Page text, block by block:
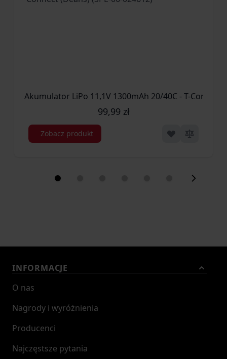
Akumulator LiPo 11,1V 1300mAh 20/40C - T-Connect
99,99 zł
Zobacz produkt
INFORMACJE
O nas
Nagrody i wyróżnienia
Producenci
Najczęstsze pytania